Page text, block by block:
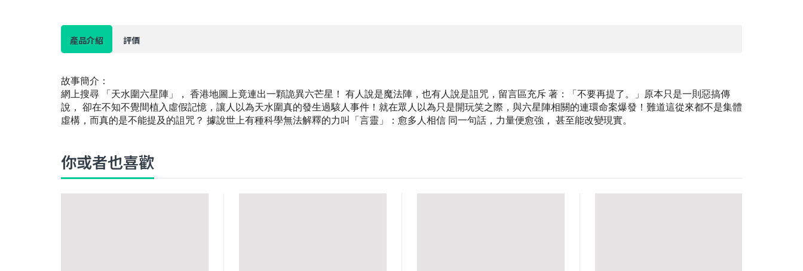
產品介紹 評價
故事簡介：
網上搜尋 「天水圍六星陣」， 香港地圖上竟連出一顆詭異六芒星！ 有人說是魔法陣，也有人說是詛咒，留言區充斥 著：「不要再提了。」原本只是一則惡搞傳
說， 卻在不知不覺間植入虛假記憶，讓人以為天水圍真的發生過駭人事件！就在眾人以為只是開玩笑之際，與六星陣相關的連環命案爆發！難道這從來都不是集體
虛構，而真的是不能提及的詛咒？ 據說世上有種科學無法解釋的力叫「言靈」：愈多人相信 同一句話，力量便愈強， 甚至能改變現實。
你或者也喜歡